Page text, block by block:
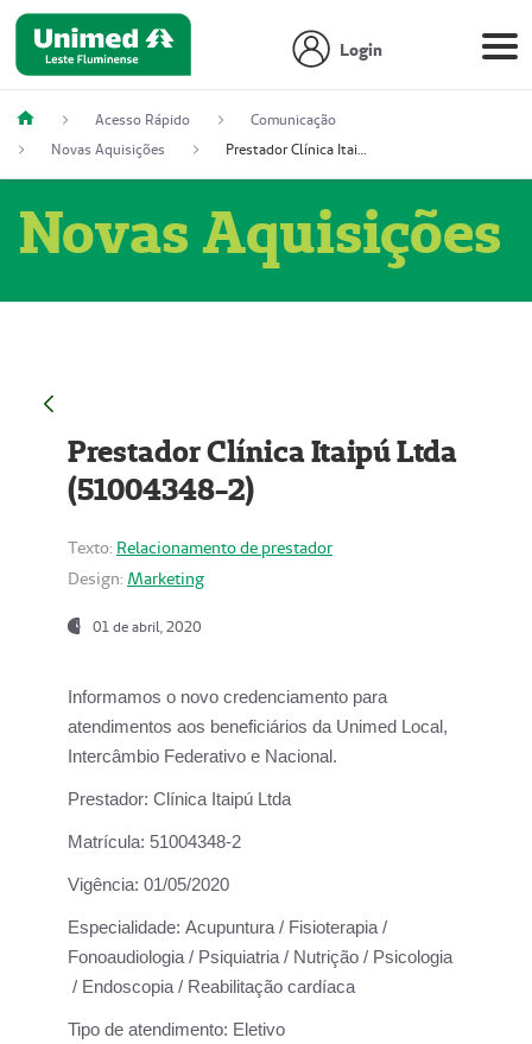
Login
Acesso Rápido
Comunicação
Novas Aquisições
Prestador Clínica Itaipú Ltda (51004348-2)
Novas Aquisições
Prestador Clínica Itaipú Ltda
(51004348-2)
Texto: Relacionamento de prestador
Design: Marketing
01 de abril, 2020
Informamos o novo credenciamento para
atendimentos aos beneficiários da Unimed Local,
Intercâmbio Federativo e Nacional.
Prestador: Clínica Itaipú Ltda
Matrícula: 51004348-2
Vigência: 01/05/2020
Especialidade: Acupuntura / Fisioterapia /
Fonoaudiologia / Psiquiatria / Nutrição / Psicologia
/ Endoscopia / Reabilitação cardíaca
Tipo de atendimento: Eletivo